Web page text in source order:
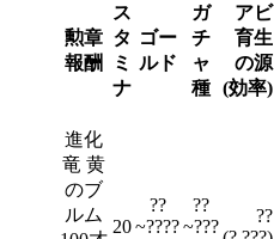
勲章
報酬
ス
タ
ミ
ナ
ゴー
ルド
ガ
チ
ャ
種
アビ
育生
の源
(効率)
進化
竜 黄
のブ
ルム
20
??
~????
??
~???
??